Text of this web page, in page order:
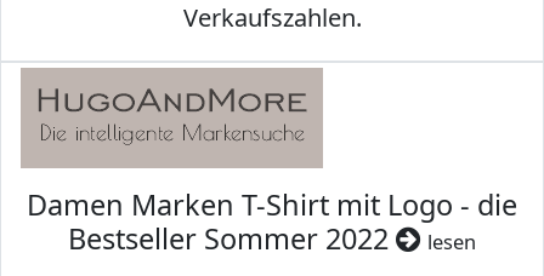
Verkaufszahlen.
Damen Marken T-Shirt mit Logo - die
Bestseller Sommer 2022
lesen